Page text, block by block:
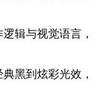
辑与视觉语言，
黑到炫彩光效，